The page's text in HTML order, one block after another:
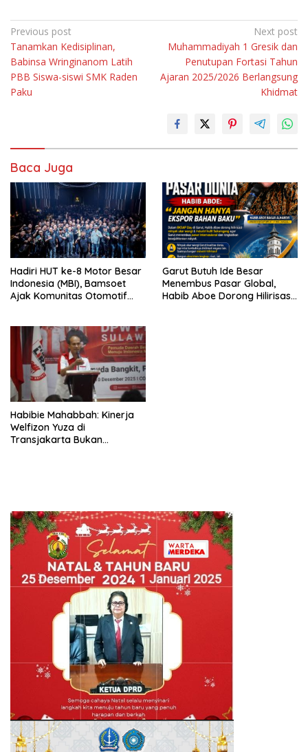
Navigasi
pos
Previous post
Tanamkan Kedisiplinan,
Babinsa Wringinanom Latih
PBB Siswa-siswi SMK Raden
Paku
Next post
Muhammadiyah 1 Gresik dan
Penutupan Fortasi Tahun
Ajaran 2025/2026 Berlangsung
Khidmat
Baca Juga
Hadiri HUT ke-8 Motor Besar
Indonesia (MBI), Bamsoet
Ajak Komunitas Otomotif
Derasnya Provokasi Pecah
Belah Bangsa
Garut Butuh Ide Besar
Menembus Pasar Global,
Habib Aboe Dorong Hilirisasi
Habibie Mahabbah: Kinerja
Welfizon Yuza di
Transjakarta Bukan